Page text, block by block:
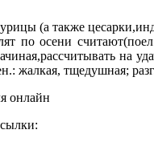
(а также
по осени
на
жалкая, тщедушная;